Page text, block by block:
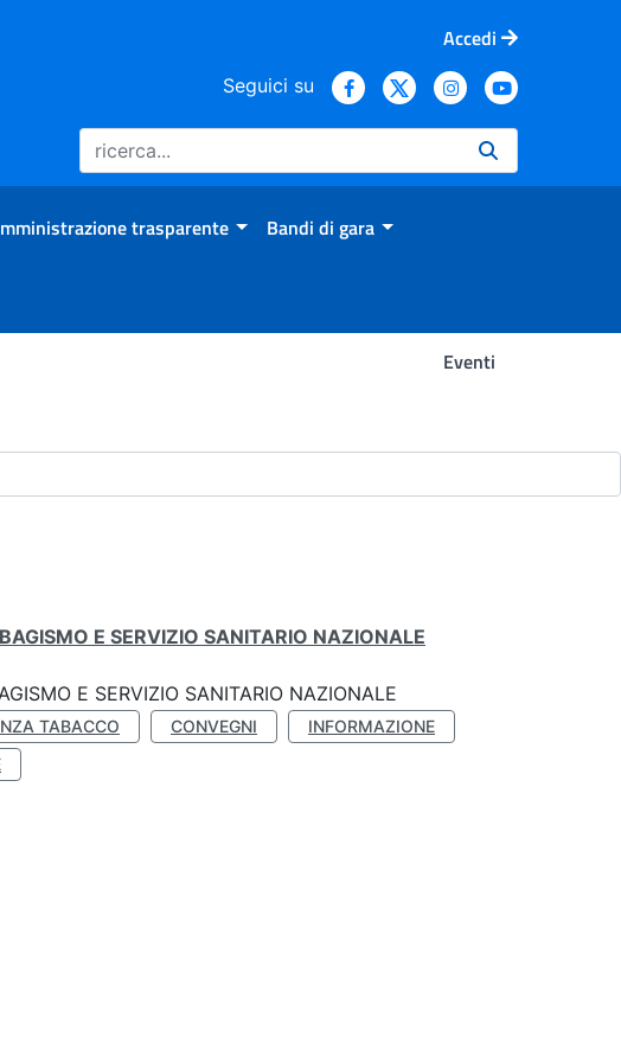
Accedi
Seguici su
trasparente Bandi di gara
Eventi
E SERVIZIO SANITARIO NAZIONALE
E SERVIZIO SANITARIO NAZIONALE
TABACCO CONVEGNI
INFORMAZIONE